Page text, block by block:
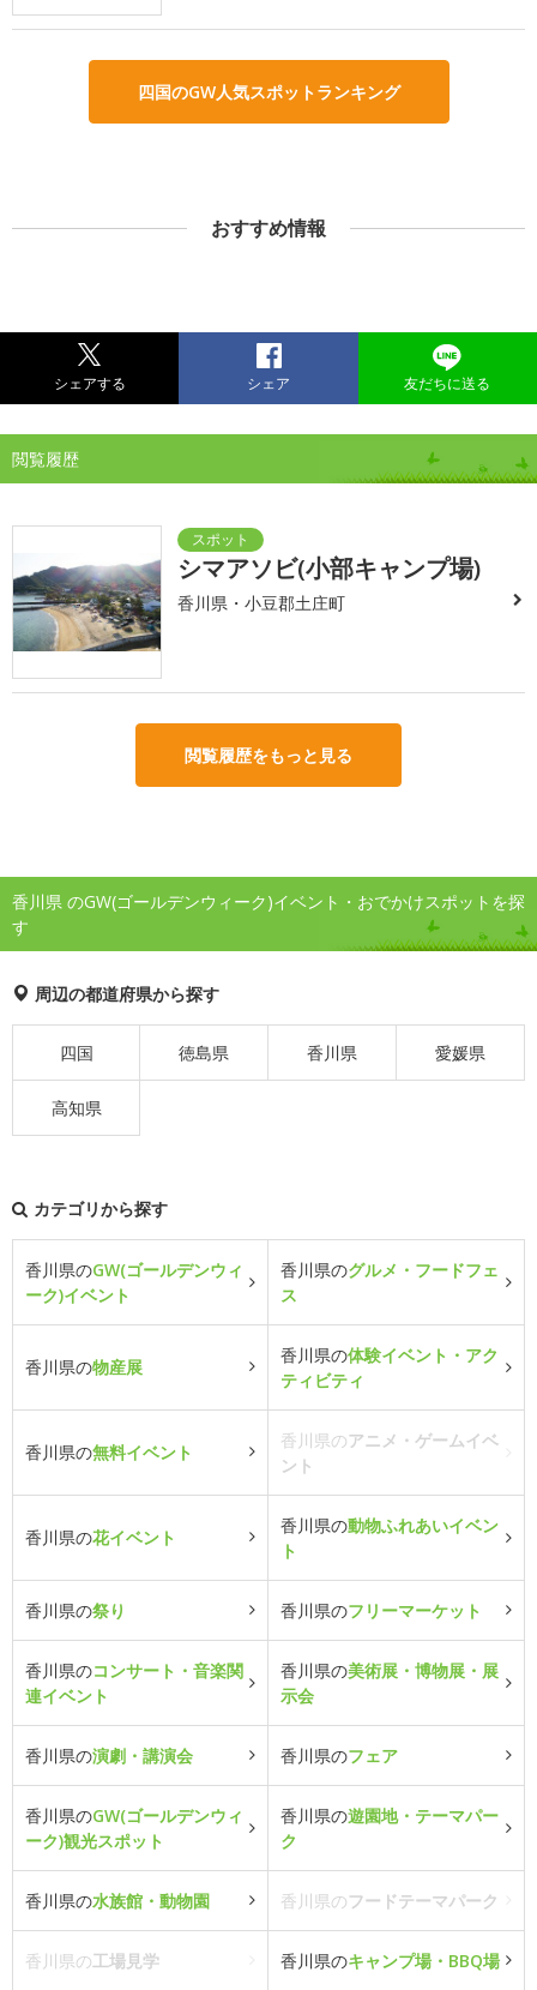
四国のGW人気スポットランキング
おすすめ情報
シェアする シェア 友だちに送る
閲覧履歴
シマアソビ(小部キャンプ場)
香川県・小豆郡土庄町
閲覧履歴をもっと見る
香川県 のGW(ゴールデンウィーク)イベント・おでかけスポットを探
す
周辺の都道府県から探す
四国 徳島県 香川県 愛媛県
高知県
カテゴリから探す
香川県のGW(ゴールデンウィ
ーク)イベント
香川県のグルメ・フードフェ
ス
香川県の物産展
香川県の体験イベント・アク
ティビティ
香川県の無料イベント
香川県のアニメ・ゲームイベ
ント
香川県の花イベント
香川県の動物ふれあいイベン
ト
香川県の祭り 香川県のフリーマーケット
香川県のコンサート・音楽関
連イベント
香川県の美術展・博物展・展
示会
香川県の演劇・講演会 香川県のフェア
香川県のGW(ゴールデンウィ
ーク)観光スポット
香川県の遊園地・テーマパー
ク
香川県の水族館・動物園 香川県のフードテーマパーク
香川県の工場見学 香川県のキャンプ場・BBQ場